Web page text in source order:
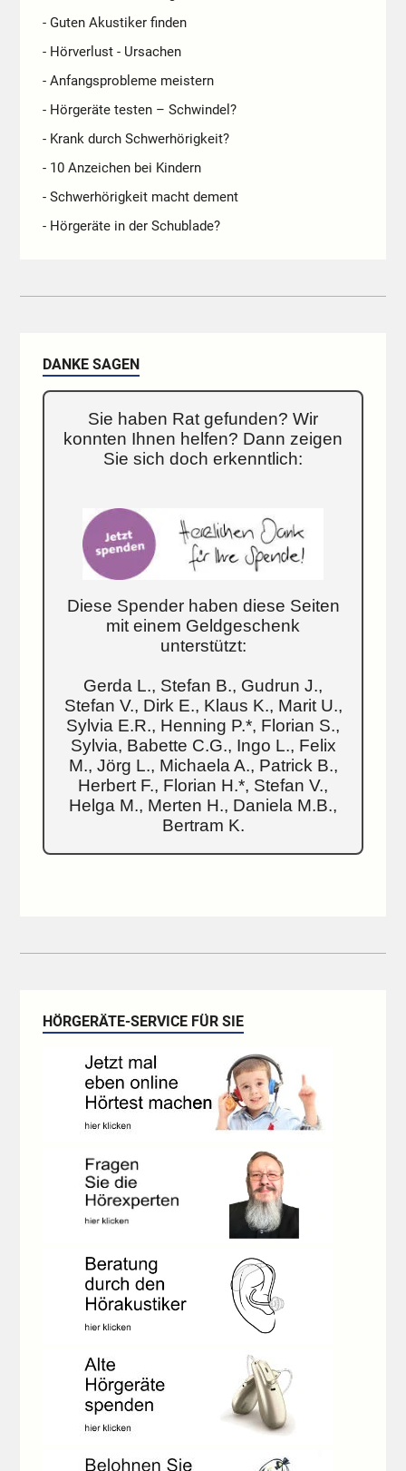
- Guten Akustiker finden
- Hörverlust - Ursachen
- Anfangsprobleme meistern
- Hörgeräte testen – Schwindel?
- Krank durch Schwerhörigkeit?
- 10 Anzeichen bei Kindern
- Schwerhörigkeit macht dement
- Hörgeräte in der Schublade?
DANKE SAGEN
Sie haben Rat gefunden? Wir
konnten Ihnen helfen? Dann zeigen
Sie sich doch erkenntlich:
Diese Spender haben diese Seiten
mit einem Geldgeschenk
unterstützt:
Gerda L., Stefan B., Gudrun J.,
Stefan V., Dirk E., Klaus K., Marit U.,
Sylvia E.R., Henning P.*, Florian S.,
Sylvia, Babette C.G., Ingo L., Felix
M., Jörg L., Michaela A., Patrick B.,
Herbert F., Florian H.*, Stefan V.,
Helga M., Merten H., Daniela M.B.,
Bertram K.
HÖRGERÄTE-SERVICE FÜR SIE